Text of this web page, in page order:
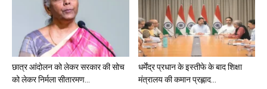
छात्र आंदोलन को लेकर सरकार की सोच
को लेकर निर्मला सीतारमण...
धर्मेंद्र प्रधान के इस्तीफे के बाद शिक्षा
मंत्रालय की कमान प्रह्लाद...